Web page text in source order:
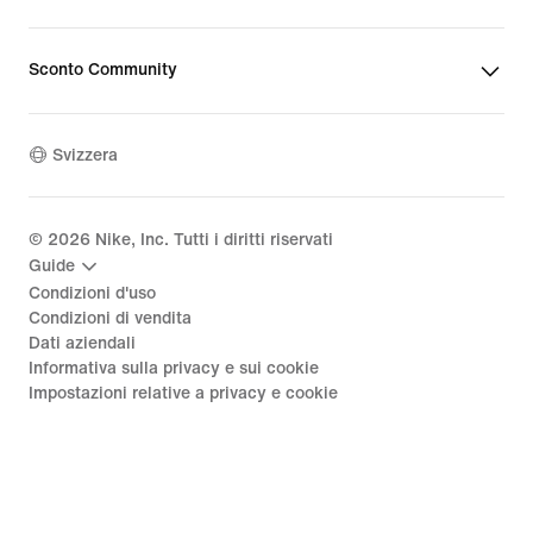
Sconto Community
Svizzera
© 2026 Nike, Inc. Tutti i diritti riservati
Guide
Condizioni d'uso
Condizioni di vendita
Dati aziendali
Informativa sulla privacy e sui cookie
Impostazioni relative a privacy e cookie